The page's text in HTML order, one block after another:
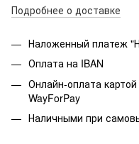
Подробнее о доставке
Наложенный платеж
Оплата на IBAN
Онлайн-оплата
WayForPay
Наличными при